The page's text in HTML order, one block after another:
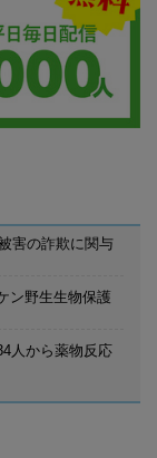
害の詐欺に関与
ン野生生物保護
人から薬物反応